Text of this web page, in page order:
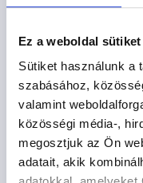
Ez a weboldal
Sütiket használunk a
szabásához,
valamint
közösségi média-,
megosztjuk az Ön
adatait, akik